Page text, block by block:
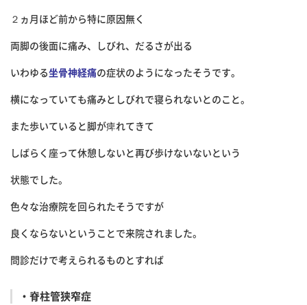
２ヵ月ほど前から特に原因無く
両脚の後面に痛み、しびれ、だるさが出る
いわゆる坐骨神経痛の症状のようになったそうです。
横になっていても痛みとしびれで寝られないとのこと。
また歩いていると脚が痺れてきて
しばらく座って休憩しないと再び歩けないないという
状態でした。
色々な治療院を回られたそうですが
良くならないということで来院されました。
問診だけで考えられるものとすれば
・脊柱管狭窄症